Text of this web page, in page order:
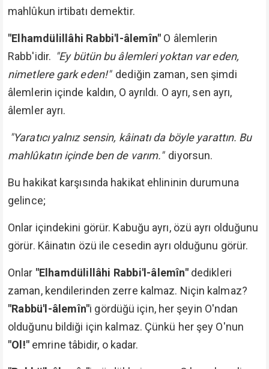
mahlûkun irtibatı demektir.
"Elhamdülillâhi Rabbi'l-âlemîn" O âlemlerin
Rabb'idir. "Ey bütün bu âlemleri yoktan var eden,
nimetlere gark eden!" dediğin zaman, sen şimdi
âlemlerin içinde kaldın, O ayrıldı. O ayrı, sen ayrı,
âlemler ayrı.
"Yaratıcı yalnız sensin, kâinatı da böyle yarattın. Bu
mahlûkatın içinde ben de varım." diyorsun.
Bu hakikat karşısında hakikat ehlininin durumuna
gelince;
Onlar içindekini görür. Kabuğu ayrı, özü ayrı olduğunu
görür. Kâinatın özü ile cesedin ayrı olduğunu görür.
Onlar "Elhamdülillâhi Rabbi'l-âlemîn"dedikleri
zaman, kendilerinden zerre kalmaz. Niçin kalmaz?
"Rabbü'l-âlemîn"i gördüğü için, her şeyin O'ndan
olduğunu bildiği için kalmaz. Çünkü her şey O'nun
"Ol!" emrine tâbidir, o kadar.